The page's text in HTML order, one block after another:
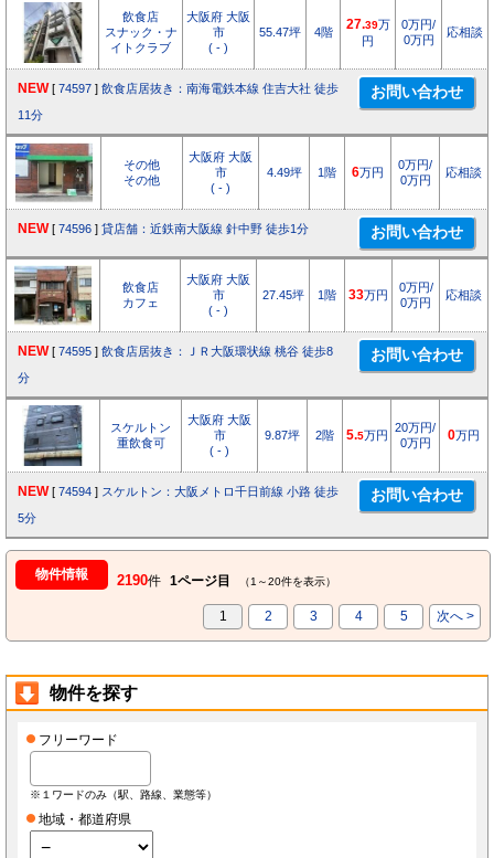
飲食店
スナック・ナ
イトクラブ
大阪府 大阪
市
( - )
55.47坪 4階
27.39万
円
0万円/
0万円
応相談
NEW [ 74597 ] 飲食店居抜き：南海電鉄本線 住吉大社 徒歩
11分
その他
その他
大阪府 大阪
市
( - )
4.49坪 1階 6万円
0万円/
0万円
応相談
NEW [ 74596 ] 貸店舗：近鉄南大阪線 針中野 徒歩1分
飲食店
カフェ
大阪府 大阪
市
( - )
27.45坪 1階 33万円
0万円/
0万円
応相談
NEW [ 74595 ] 飲食店居抜き：ＪＲ大阪環状線 桃谷 徒歩8
分
スケルトン
重飲食可
大阪府 大阪
市
( - )
9.87坪 2階 5.5万円
20万円/
0万円
0万円
NEW [ 74594 ] スケルトン：大阪メトロ千日前線 小路 徒歩
5分
物件情報 2190件 1ページ目 （1～20件を表示）
1 2 3 4 5 次へ >
物件を探す
フリーワード
※１ワードのみ（駅、路線、業態等）
地域・都道府県